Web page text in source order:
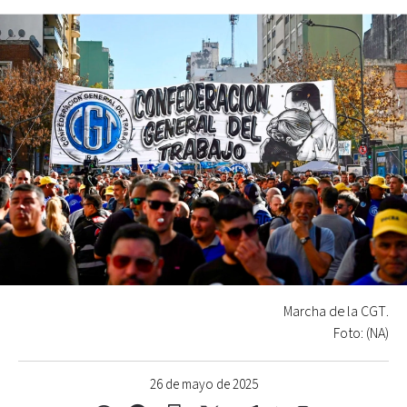
26 de mayo de 2025
Marcha de la CGT.
Foto: (NA)